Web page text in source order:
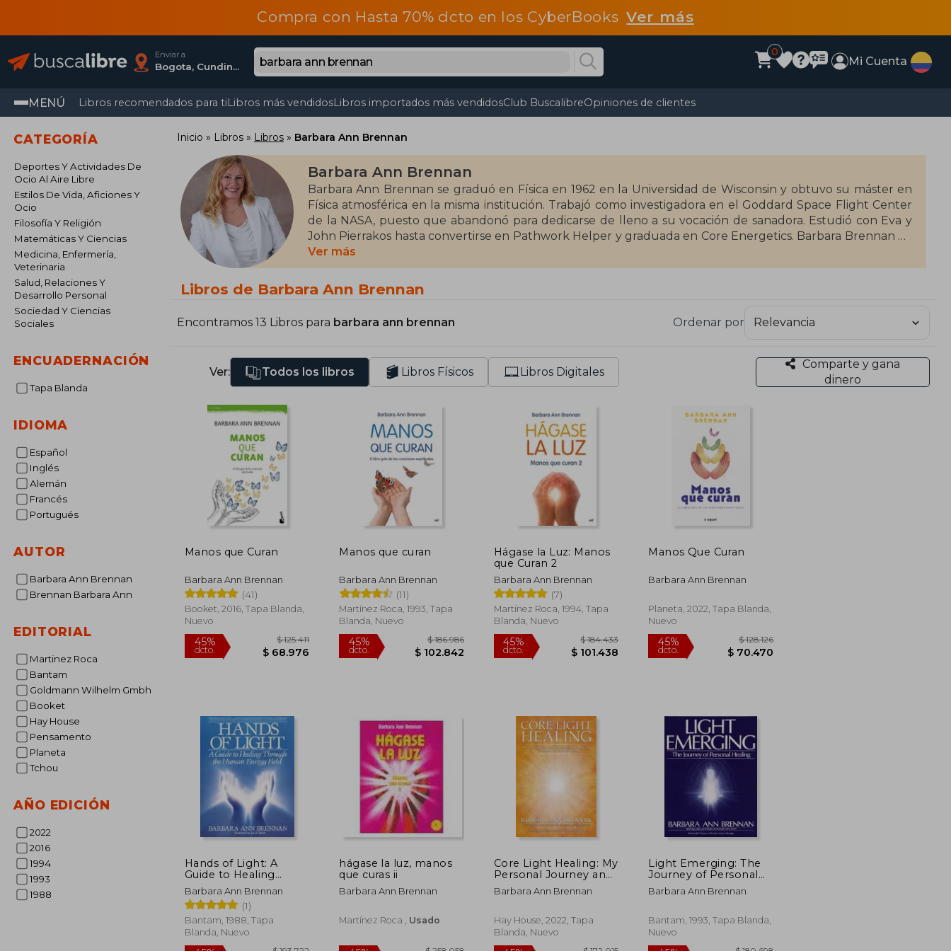
Compra con Hasta 70% dcto en los CyberBooksVer más
Enviar a
Bogota, Cundinamarca
0
Mi Cuenta
MENÚ Libros recomendados para tiLibros más vendidosLibros importados más vendidosClub BuscalibreOpiniones de clientes
CATEGORÍA
Deportes Y Actividades De
Ocio Al Aire Libre
Estilos De Vida, Aficiones Y
Ocio
Filosofía Y Religión
Matemáticas Y Ciencias
Medicina, Enfermería,
Veterinaria
Salud, Relaciones Y
Desarrollo Personal
Sociedad Y Ciencias
Sociales
ENCUADERNACIÓN
Tapa Blanda
IDIOMA
Español
Inglés
Alemán
Francés
Portugués
AUTOR
Barbara Ann Brennan
Brennan Barbara Ann
EDITORIAL
Martinez Roca
Bantam
Goldmann Wilhelm Gmbh
Booket
Hay House
Pensamento
Planeta
Tchou
AÑO EDICIÓN
2022
2016
1994
1993
1988
Inicio Libros Libros Barbara Ann Brennan
Barbara Ann Brennan
Barbara Ann Brennan se graduó en Física en 1962 en la Universidad de Wisconsin y obtuvo su máster en
Física atmosférica en la misma institución. Trabajó como investigadora en el Goddard Space Flight Center
de la NASA, puesto que abandonó para dedicarse de lleno a su vocación de sanadora. Estudió con Eva y
John Pierrakos hasta convertirse en Pathwork Helper y graduada en Core Energetics. Barbara Brennan ha
dedicado más de 35 años al estudio del campo energético humano y sus libros Manos que curan y Hágase
la luz se consideran fundamentales en el ámbito de las terapias complementarias. Con 'Sanación esencial'
la autora cierra su trilogía de luz. Como resultado de su trabajo desarrolló la Brennan Healing Science, una
modalidad de sanación holística basada en el sistema de energía-conciencia humanos y su relación con la
salud y la enfermedad. Este tipo de terapia energética abarca todos los aspectos de la vida de una persona.
Antes de retirarse de la enseñanza, Barbara fundó y dirigió la Barbara Brennan School of Healing que hasta
4 años de duración además de otros programas académicos. La escuela continúa su trabajo y en 2017
celebra su 35 aniversario.
Ver más
Libros de Barbara Ann Brennan
Encontramos 13 Libros para barbara ann brennan Ordenar por
Ver: Todos los libros Libros Físicos Libros Digitales
Comparte y gana
dinero
Manos que Curan
Barbara Ann Brennan
(41)
Booket, 2016, Tapa Blanda,
Nuevo
45%
dcto.
Manos que curan
Barbara Ann Brennan
(11)
Martínez Roca, 1993, Tapa
Blanda, Nuevo
dcto.
Hágase la Luz: Manos
que Curan 2
Barbara Ann Brennan
(7)
Martínez Roca, 1994, Tapa
Blanda, Nuevo
45%
dcto. $ 101.438
Manos Que Curan
Barbara Ann Brennan
Planeta, 2022, Tapa Blanda,
Nuevo
45%
dcto.
Hands of Light: A
Guide to Healing
Through the Human
Energy Field (en
Inglés)
Barbara Ann Brennan
(1)
Bantam, 1988, Tapa
Blanda, Nuevo
hágase la luz, manos
que curas ii
Barbara Ann Brennan
Martínez Roca , Usado
Core Light Healing: My
Personal Journey and
Advanced Healing
Concepts for Creating
Live (en Inglés)
Barbara Ann Brennan
Hay House, 2022, Tapa
Blanda, Nuevo
Light Emerging: The
Journey of Personal
Healing (en Inglés)
Barbara Ann Brennan
Bantam, 1993, Tapa Blanda,
Nuevo